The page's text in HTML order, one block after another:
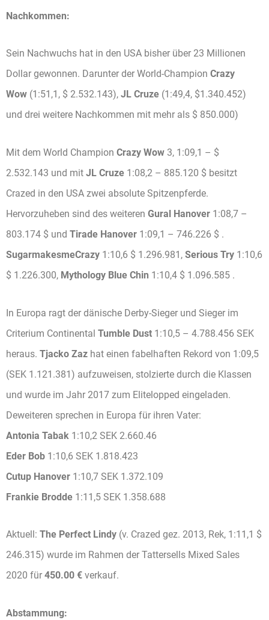
Nachkommen:
Sein Nachwuchs hat in den USA bisher über 23 Millionen
Dollar gewonnen. Darunter der World-Champion Crazy
Wow (1:51,1, $ 2.532.143), JL Cruze (1:49,4, $1.340.452)
und drei weitere Nachkommen mit mehr als $ 850.000)
Mit dem World Champion Crazy Wow 3, 1:09,1 – $
2.532.143 und mit JL Cruze 1:08,2 – 885.120 $ besitzt
Crazed in den USA zwei absolute Spitzenpferde.
Hervorzuheben sind des weiteren Gural Hanover 1:08,7 –
803.174 $ und Tirade Hanover 1:09,1 – 746.226 $ .
SugarmakesmeCrazy 1:10,6 $ 1.296.981, Serious Try 1:10,6
$ 1.226.300, Mythology Blue Chin 1:10,4 $ 1.096.585 .
In Europa ragt der dänische Derby-Sieger und Sieger im
Criterium Continental Tumble Dust 1:10,5 – 4.788.456 SEK
heraus. Tjacko Zaz hat einen fabelhaften Rekord von 1:09,5
(SEK 1.121.381) aufzuweisen, stolzierte durch die Klassen
und wurde im Jahr 2017 zum Elitelopped eingeladen.
Deweiteren sprechen in Europa für ihren Vater:
Antonia Tabak 1:10,2 SEK 2.660.46
Eder Bob 1:10,6 SEK 1.818.423
Cutup Hanover 1:10,7 SEK 1.372.109
Frankie Brodde 1:11,5 SEK 1.358.688
Aktuell: The Perfect Lindy (v. Crazed gez. 2013, Rek, 1:11,1 $
246.315) wurde im Rahmen der Tattersells Mixed Sales
2020 für 450.00 € verkauf.
Abstammung: